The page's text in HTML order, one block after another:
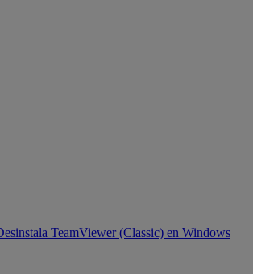
TeamViewer (Classic) en Windows